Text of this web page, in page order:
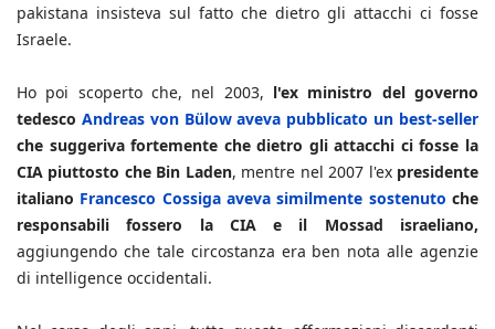
pakistana insisteva sul fatto che dietro gli attacchi ci fosse
Israele.
Ho poi scoperto che, nel 2003, l'ex ministro del governo
tedesco Andreas von Bülow aveva pubblicato un best-seller
che suggeriva fortemente che dietro gli attacchi ci fosse la
CIA piuttosto che Bin Laden, mentre nel 2007 l'ex presidente
italiano Francesco Cossiga aveva similmente sostenuto che
responsabili fossero la CIA e il Mossad israeliano,
aggiungendo che tale circostanza era ben nota alle agenzie
di intelligence occidentali.